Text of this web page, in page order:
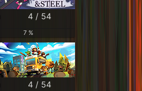
4 / 54
7 %
4 / 54